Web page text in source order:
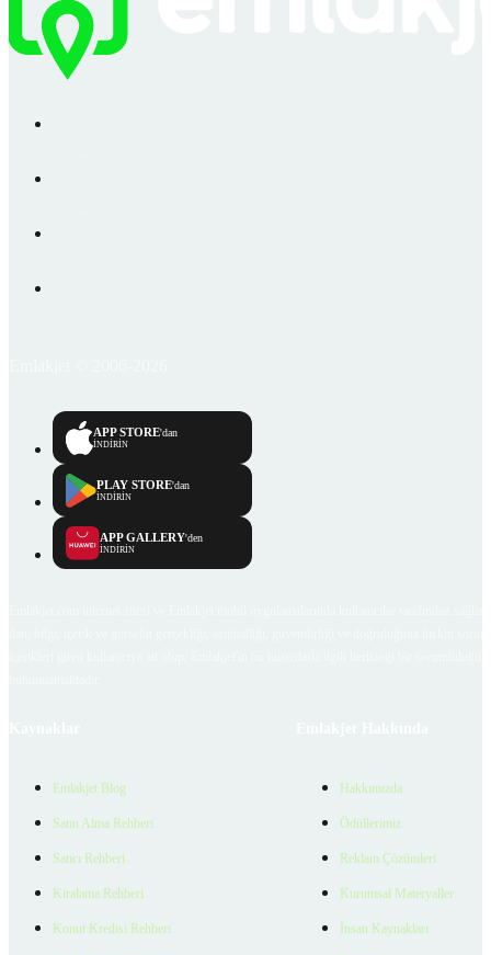
APP STORE'dan
İNDİRİN
PLAY STORE'dan
İNDİRİN
APP GALLERY'den
İNDİRİN
Emlakjet Blog
Satın Alma Rehberi
Satıcı Rehberi
Kiralama Rehberi
Konut Kredisi Rehberi
Hakkımızda
Ödüllerimiz
Reklam Çözümleri
Kurumsal Materyaller
İnsan Kaynakları